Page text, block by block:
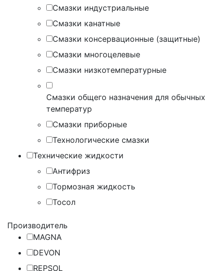
Смазки индустриальные
Смазки канатные
Смазки консервационные (защитные)
Смазки многоцелевые
Смазки низкотемпературные
Смазки общего назначения для обычных
температур
Смазки приборные
Технологические смазки
Технические жидкости
Антифриз
Тормозная жидкость
Тосол
Производитель
MAGNA
DEVON
REPSOL